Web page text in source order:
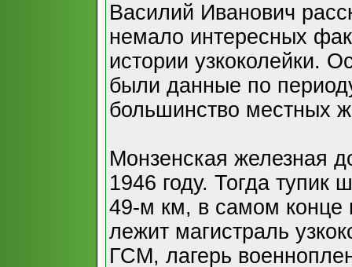
Василий Иванович
немало интересных
истории узкоколейки.
были данные по
большинство местных
Монзенская железная
1946 году. Тогда тупик
49-м км, в самом конце
лежит магистраль
ГСМ, лагерь